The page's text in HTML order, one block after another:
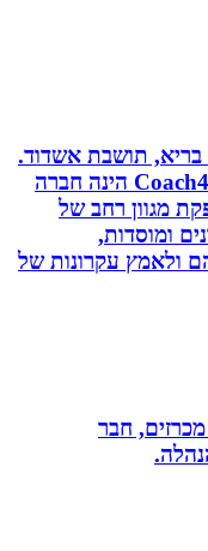
תושבת אשדוד.
בעלת Coach4Health, Coach4health הינה חברה
רחב של
עקרונות של
חבר